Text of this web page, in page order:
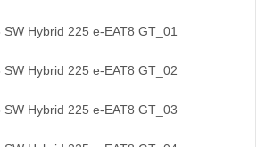
Hybrid 225 e-EAT8 GT_01
Hybrid 225 e-EAT8 GT_02
Hybrid 225 e-EAT8 GT_03